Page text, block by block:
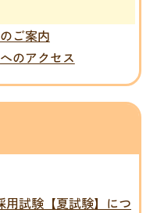
ご案内
のアクセス
用試験【夏試験】につ